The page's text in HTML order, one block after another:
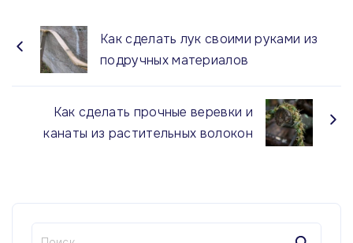
Как сделать лук своими руками из
подручных материалов
Как сделать прочные веревки и
канаты из растительных волокон